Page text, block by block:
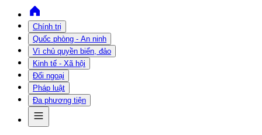
Chính trị
Quốc phòng - An ninh
Vì chủ quyền biển, đảo
Kinh tế - Xã hội
Đối ngoại
Pháp luật
Đa phương tiện